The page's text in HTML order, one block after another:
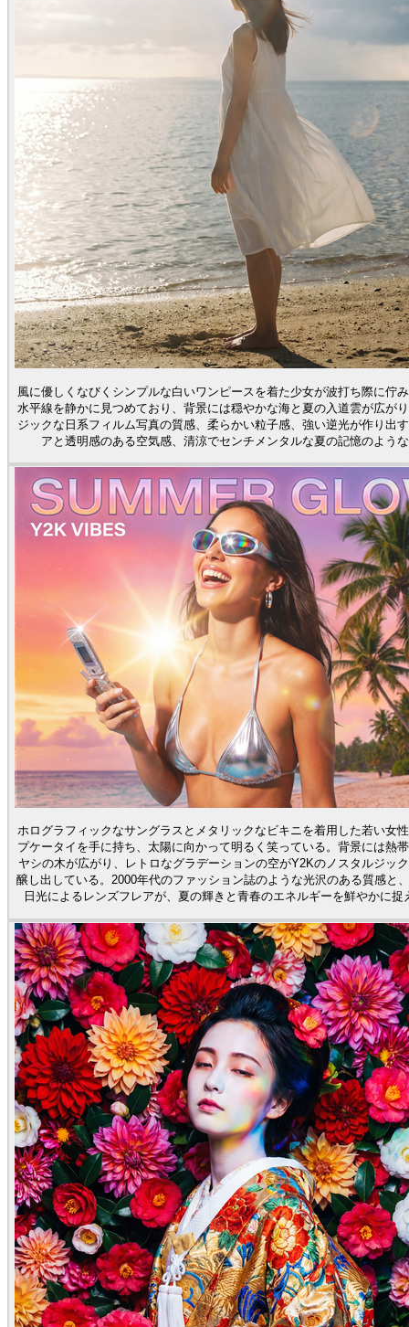
風に優しくなびくシンプルな白いワンピースを着た少女が波打ち際に佇
水平線を静かに見つめており、背景には穏やかな海と夏の入道雲が広が
ジックな日系フィルム写真の質感、柔らかい粒子感、強い逆光が作り出
アと透明感のある空気感、清涼でセンチメンタルな夏の記憶のよう
ホログラフィックなサングラスとメタリックなビキニを着用した若い女
プケータイを手に持ち、太陽に向かって明るく笑っている。背景には熱
ヤシの木が広がり、レトロなグラデーションの空がY2Kのノスタルジッ
醸し出している。2000年代のファッション誌のような光沢のある質感と
日光によるレンズフレアが、夏の輝きと青春のエネルギーを鮮やかに捉